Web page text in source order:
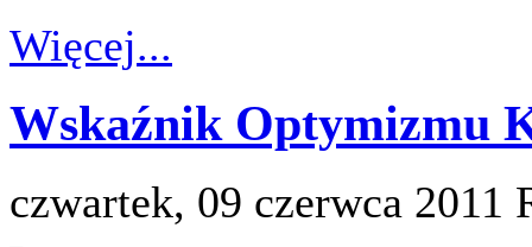
Więcej...
Wskaźnik Optymizmu
czwartek, 09 czerwca 2011